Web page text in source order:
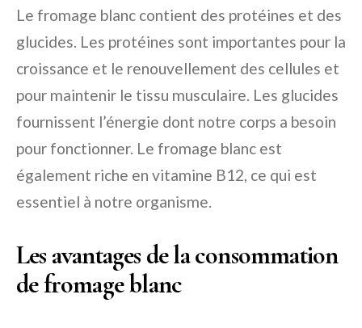
Le fromage blanc contient des protéines et des
glucides. Les protéines sont importantes pour la
croissance et le renouvellement des cellules et
pour maintenir le tissu musculaire. Les glucides
fournissent l’énergie dont notre corps a besoin
pour fonctionner. Le fromage blanc est
également riche en vitamine B12, ce qui est
essentiel à notre organisme.
Les avantages de la consommation
de fromage blanc